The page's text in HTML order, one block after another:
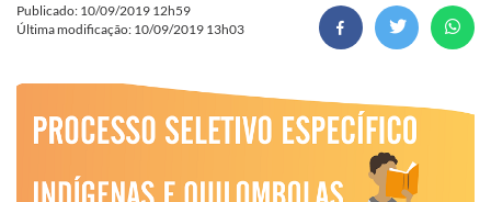
Publicado: 10/09/2019 12h59
Última modificação: 10/09/2019 13h03